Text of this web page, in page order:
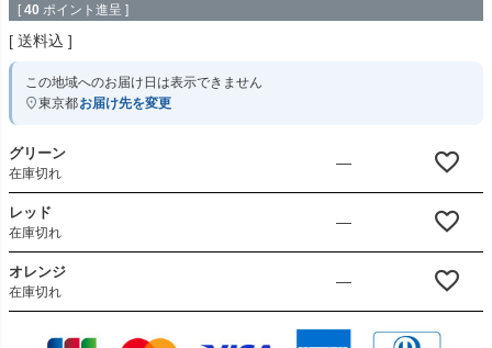
[ 40 ポイント進呈 ]
送料込
この地域へのお届け日は表示できません
東京都お届け先を変更
グリーン
在庫切れ
—
レッド
在庫切れ
—
オレンジ
在庫切れ
—